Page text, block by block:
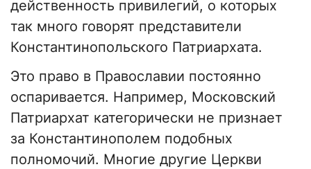
действенность привилегий, о которых
так много говорят представители
Константинопольского Патриархата.
Это право в Православии постоянно
оспаривается. Например, Московский
Патриархат категорически не признает
за Константинополем подобных
полномочий. Многие другие Церкви